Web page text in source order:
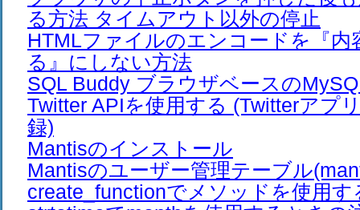
る方法 タイムアウト以外の停止
HTMLファイルのエンコードを『内
る』にしない方法
SQL Buddy ブラウザベースの
Twitter APIを使用する (Twitterアプ
録)
Mantisのインストール
Mantisのユーザー管理テーブル
create_functionでメソッドを使用す